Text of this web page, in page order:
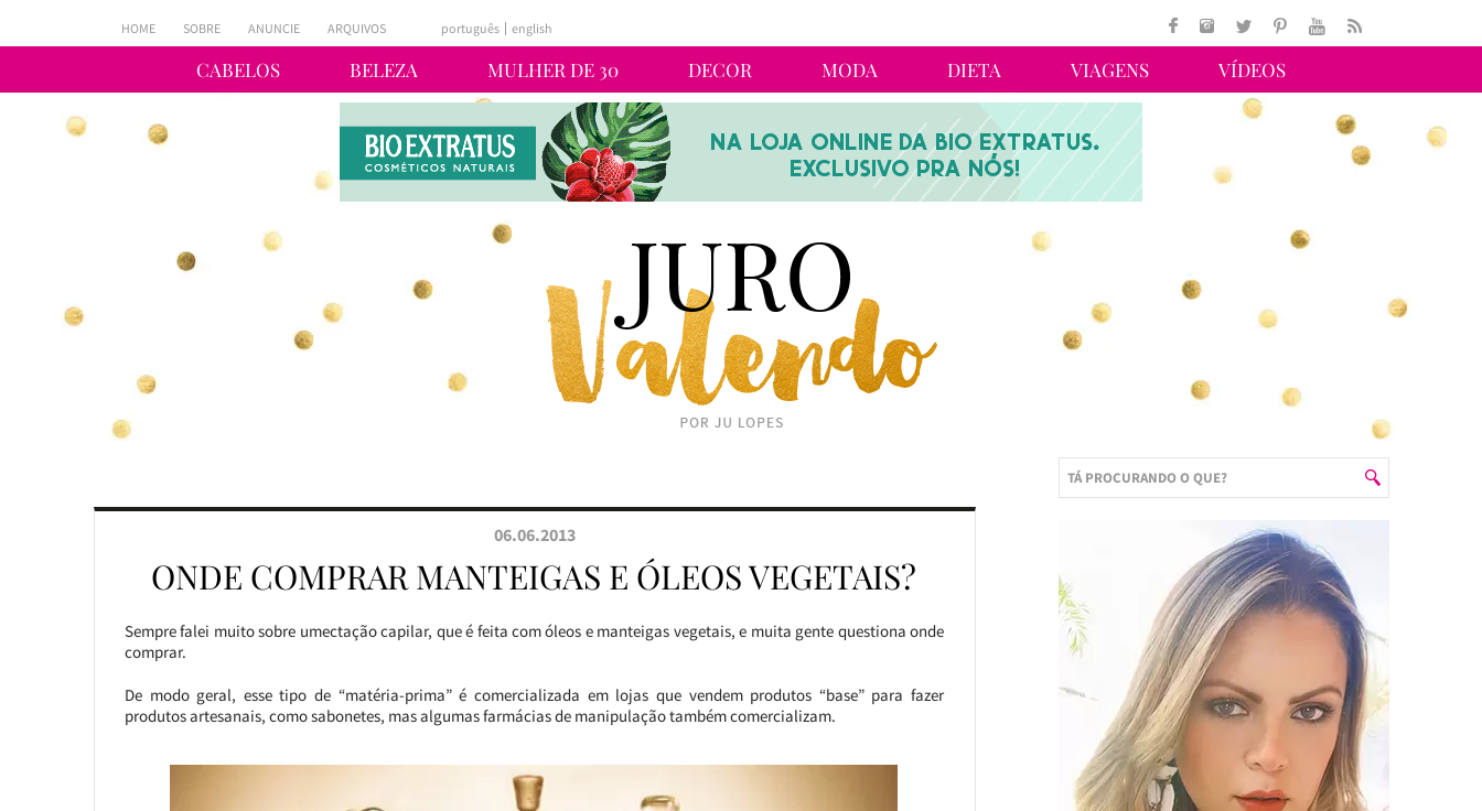
CABELOS BELEZA MULHER DE 30 DECOR MODA DIETA VIAGENS VÍDEOS
HOME SOBRE ANUNCIE ARQUIVOS português english
06.06.2013
ONDE COMPRAR MANTEIGAS E ÓLEOS VEGETAIS?
Sempre falei muito sobre umectação capilar, que é feita com óleos e manteigas vegetais, e muita gente questiona onde
comprar.
De modo geral, esse tipo de “matéria-prima” é comercializada em lojas que vendem produtos “base” para fazer
produtos artesanais, como sabonetes, mas algumas farmácias de manipulação também comercializam.